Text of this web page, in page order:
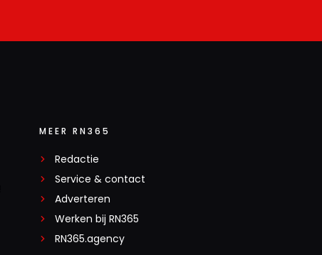
MEER RN365
Redactie
Service & contact
Adverteren
Werken bij RN365
RN365.agency